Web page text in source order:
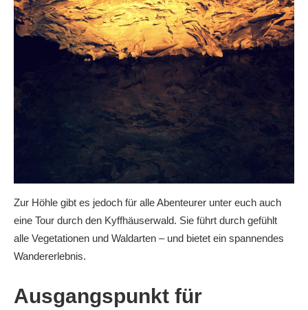
Zur Höhle gibt es jedoch für alle Abenteurer unter euch auch
eine Tour durch den Kyffhäuserwald. Sie führt durch gefühlt
alle Vegetationen und Waldarten – und bietet ein spannendes
Wandererlebnis.
Ausgangspunkt für